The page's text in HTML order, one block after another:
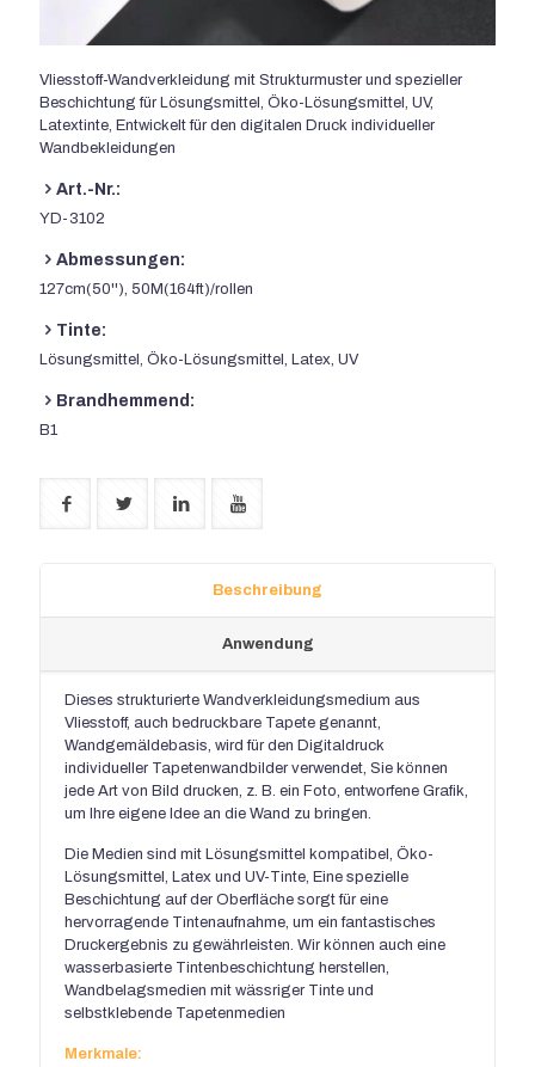
Vliesstoff-Wandverkleidung mit Strukturmuster und spezieller
Beschichtung für Lösungsmittel, Öko-Lösungsmittel, UV,
Latextinte, Entwickelt für den digitalen Druck individueller
Wandbekleidungen
Art.-Nr.:
YD-3102
Abmessungen:
127cm(50''), 50M(164ft)/rollen
Tinte:
Lösungsmittel, Öko-Lösungsmittel, Latex, UV
Brandhemmend:
B1
Beschreibung
Anwendung
Dieses strukturierte Wandverkleidungsmedium aus
Vliesstoff, auch bedruckbare Tapete genannt,
Wandgemäldebasis, wird für den Digitaldruck
individueller Tapetenwandbilder verwendet, Sie können
jede Art von Bild drucken, z. B. ein Foto, entworfene Grafik,
um Ihre eigene Idee an die Wand zu bringen.
Die Medien sind mit Lösungsmittel kompatibel, Öko-
Lösungsmittel, Latex und UV-Tinte, Eine spezielle
Beschichtung auf der Oberfläche sorgt für eine
hervorragende Tintenaufnahme, um ein fantastisches
Druckergebnis zu gewährleisten. Wir können auch eine
wasserbasierte Tintenbeschichtung herstellen,
Wandbelagsmedien mit wässriger Tinte und
selbstklebende Tapetenmedien
Merkmale: